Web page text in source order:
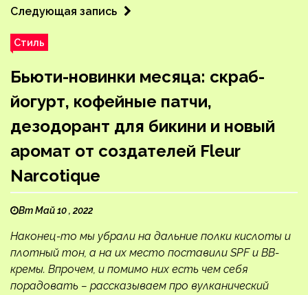
Следующая запись
Стиль
Бьюти-новинки месяца: скраб-
йогурт, кофейные патчи,
дезодорант для бикини и новый
аромат от создателей Fleur
Narcotique
Вт Май 10 , 2022
Наконец-то мы убрали на дальние полки кислоты и
плотный тон, а на их место поставили SPF и BB-
кремы. Впрочем, и помимо них есть чем себя
порадовать – рассказываем про вулканический